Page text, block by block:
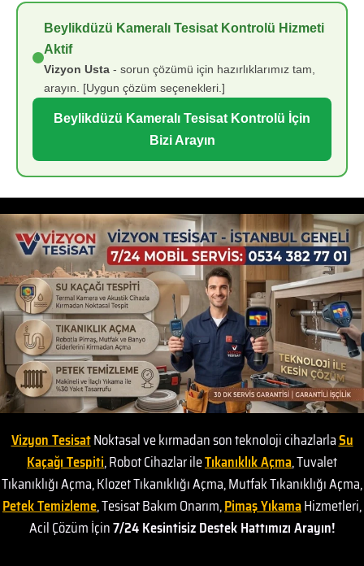
Beylikdüzü Kameralı Tesisat Kontrolü Hizmeti
Aktif
Vizyon Usta - sorun çözümü için hazırlıklarımız tam,
arayın. [Uygun çözüm seçenekleri.]
Beylikdüzü Kameralı Tesisat Kontrolü İçin
Bizi Arayın
Vizyon TesisatNoktasal ve kırmadan son teknoloji cihazlarlaSu
Kaçağı Tespiti, Robot Cihazlar ileTıkanıklık Açma, Tuvalet
Tıkanıklığı Açma, Klozet Tıkanıklığı Açma, Mutfak Tıkanıklığı Açma,
Petek Temizleme, Tesisat Bakım Onarım,Pimaş YıkamaHizmetleri,
Acil Çözüm İçin7/24 Kesintisiz Destek Hattımızı Arayın!